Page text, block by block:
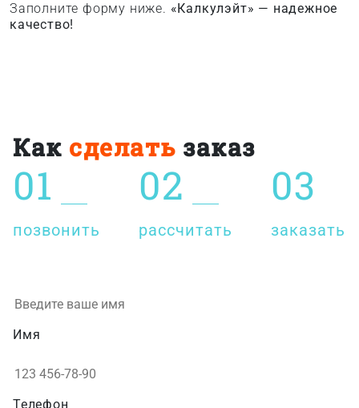
Заполните форму ниже. «Калкулэйт» — надежное
качество!
Как сделать заказ
01
позвонить
02
рассчитать
03
заказать
Имя
Телефон